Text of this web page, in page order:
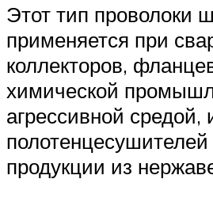
Этот тип проволоки
применяется при
коллекторов,
химической
агрессивной средой,
полотенцесушителей
продукции из